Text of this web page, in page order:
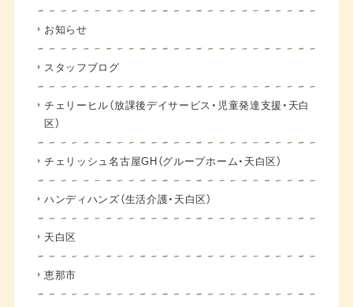
お知らせ
スタッフブログ
チェリーヒル（放課後デイサービス・児童発達支援・天白
区）
チェリッシュ名古屋GH（グループホーム・天白区）
ハンディハンズ（生活介護・天白区）
天白区
恵那市